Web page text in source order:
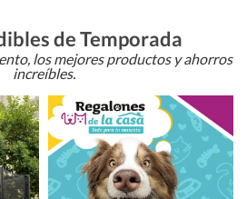
de Temporada
los mejores productos y ahorros
increíbles.